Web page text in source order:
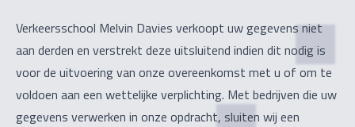
Verkeersschool Melvin Davies verkoopt uw gegevens niet
aan derden en verstrekt deze uitsluitend indien dit nodig is
voor de uitvoering van onze overeenkomst met u of om te
voldoen aan een wettelijke verplichting. Met bedrijven die uw
gegevens verwerken in onze opdracht, sluiten wij een